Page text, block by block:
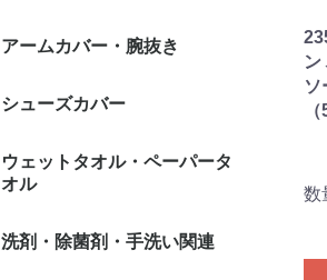
1日交換タイプ
1週間交換タイプ
1ヶ月交換タイプ
不織布キャップ
スティック
オーバルタ
メッシュネット
帯電キャップ
綿・ポリエステル等キ
アームカバー・腕抜き
シューズカバー
ウェットタオル・ペーパータ
オル
ウェットタオル
ペーパータオル
使い捨てタオル
洗剤・除菌剤・手洗い関連
ン
ソ
数